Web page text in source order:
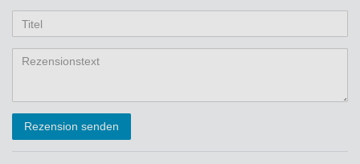
5
Bewertungssternen
5
Bewertungssternen
5
Bewertungssternen
5
Bewertungssternen
5
Bewertungssternen
Anzeigename
(optional)
Rezension senden